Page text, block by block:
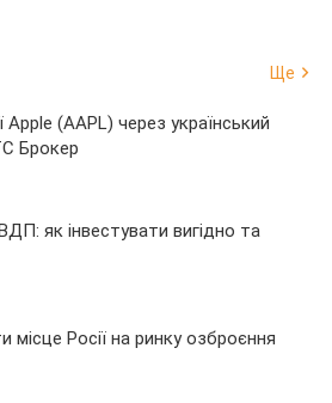
Ще
Apple (AAPL) через український
Брокер
як інвестувати вигідно та
місце Росії на ринку озброєння